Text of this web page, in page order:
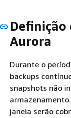
Definição
Aurora
Durante o
backups
snapshots não
janela serão